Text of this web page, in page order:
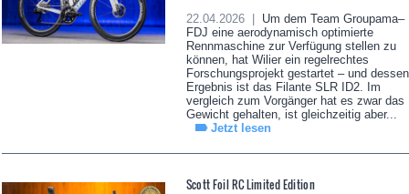
22.04.2026 |
Um dem Team Groupama–
FDJ eine aerodynamisch optimierte
Rennmaschine zur Verfügung stellen zu
können, hat Wilier ein regelrechtes
Forschungsprojekt gestartet – und dessen
Ergebnis ist das Filante SLR ID2. Im
vergleich zum Vorgänger hat es zwar das
Gewicht gehalten, ist gleichzeitig aber...
Jetzt lesen
Scott Foil RC Limited Edition